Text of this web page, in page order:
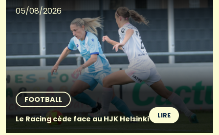
05/08/2026
FOOTBALL
Le Racing cède face au HJK Helsinki
LIRE